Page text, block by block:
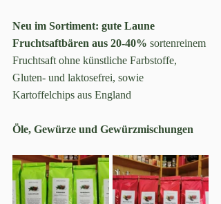
Neu im Sortiment: gute Laune
Fruchtsaftbären aus 20-40% sortenreinem
Fruchtsaft ohne künstliche Farbstoffe,
Gluten- und laktosefrei, sowie
Kartoffelchips aus England
Öle, Gewürze und Gewürzmischungen